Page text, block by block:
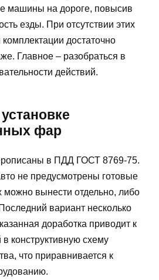
машины на дороге, повысив
езды. При отсутствии этих
достаточно
Главное – разобраться в
действий.
фар
в ПДД ГОСТ 8769-75.
не предусмотрены готовые
можно вынести отдельно, либо
вариант несколько
доработка приводит к
конструктивную схему
что приравнивается к